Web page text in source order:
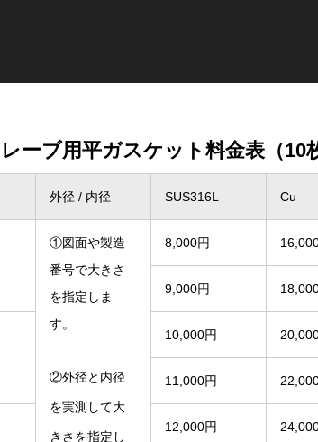
ーブ用平ガスケット料金表（10
外径 / 内径 SUS316L Cu
①図面や製造
番号で大きさ
を指定しま
す。
②外径と内径
を実測して大
きさを指定し
8,000円
9,000円
10,000円
11,000円
12,000円